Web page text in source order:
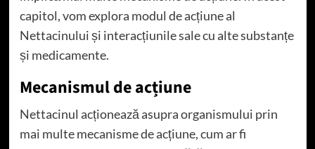
capitol, vom explora modul de acțiune al
Nettacinului și interacțiunile sale cu alte substanțe
și medicamente.
Mecanismul de acțiune
Nettacinul acționează asupra organismului prin
mai multe mecanisme de acțiune, cum ar fi